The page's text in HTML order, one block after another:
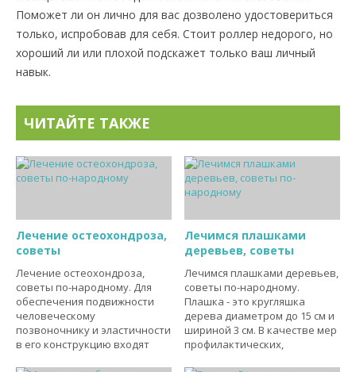
Поможет ли он лично для вас дозволено удостовериться
только, испробовав для себя. Стоит роллер недорого, но
хороший ли или плохой подскажет только ваш личный
навык.
ЧИТАЙТЕ ТАКЖЕ
Лечение остеохондроза,
советы
Лечение остеохондроза,
советы по-народному. Для
обеспечения подвижности
человеческому
позвоночнику и эластичности
в его конструкцию входят
Лечимся плашками
деревьев, советы
Лечимся плашками деревьев,
советы по-народному.
Плашка - это кругляшка
дерева диаметром до 15 см и
шириной 3 см. В качестве мер
профилактических,